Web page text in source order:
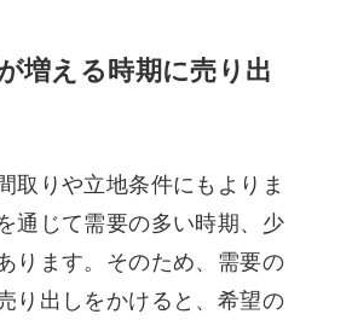
増える時期に売り出
取りや立地条件にもよりま
通じて需要の多い時期、少
ります。そのため、需要の
り出しをかけると、希望の